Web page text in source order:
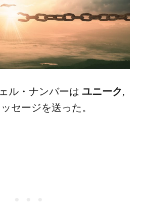
ル・ナンバーは ユニーク,
セージを送った。